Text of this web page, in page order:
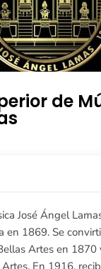
de
José Ángel
en 1869. Se
Artes en 1870
En 1916,